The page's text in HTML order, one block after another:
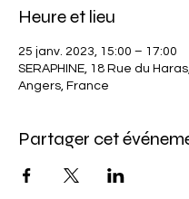
Heure et lieu
25 janv. 2023, 15:00 – 17:00
SERAPHINE, 18 Rue du
Angers, France
Partager cet